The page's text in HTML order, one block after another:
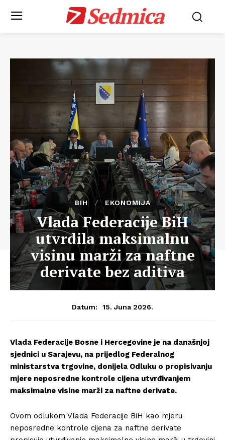
Sedmica
BIH EKONOMIJA
Vlada Federacije BiH
utvrdila maksimalnu
visinu marži za naftne
derivate bez aditiva
Datum: 15. Juna 2026.
Vlada Federacije Bosne i Hercegovine je na današnjoj
sjednici u Sarajevu, na prijedlog Federalnog
ministarstva trgovine, donijela Odluku o propisivanju
mjere neposredne kontrole cijena utvrđivanjem
maksimalne visine marži za naftne derivate.
Ovom odlukom Vlada Federacije BiH kao mjeru
neposredne kontrole cijena za naftne derivate